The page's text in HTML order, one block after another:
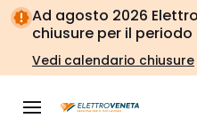
Vai alla
navigazione
Vai
alla
pagina
Ad agosto 2026
chiusure per il periodo
Vedi calendario chiusure